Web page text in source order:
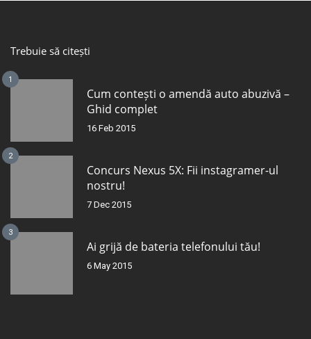
Trebuie să citești
1
Cum contești o amendă auto abuzivă –
Ghid complet
16 Feb 2015
2
Concurs Nexus 5X: Fii instagramer-ul
nostru!
7 Dec 2015
3
Ai grijă de bateria telefonului tău!
6 May 2015